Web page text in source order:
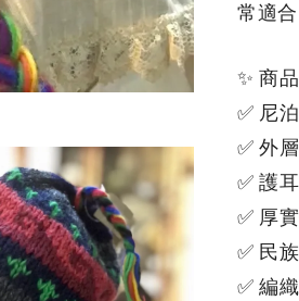
常適合
✨ 商
✅ 尼
✅ 外
✅ 護
✅ 厚
✅ 民
✅ 編